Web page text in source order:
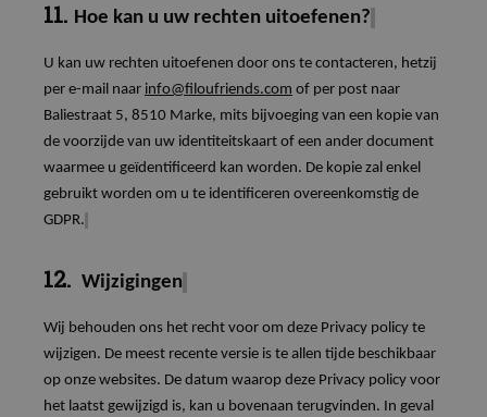
11. Hoe kan u uw rechten uitoefenen?
U kan uw rechten uitoefenen door ons te contacteren, hetzij
per e-mail naar info@filoufriends.com of per post naar
Baliestraat 5, 8510 Marke, mits bijvoeging van een kopie van
de voorzijde van uw identiteitskaart of een ander document
waarmee u geïdentificeerd kan worden. De kopie zal enkel
gebruikt worden om u te identificeren overeenkomstig de
GDPR.
12. Wijzigingen
Wij behouden ons het recht voor om deze Privacy policy te
wijzigen. De meest recente versie is te allen tijde beschikbaar
op onze websites. De datum waarop deze Privacy policy voor
het laatst gewijzigd is, kan u bovenaan terugvinden. In geval